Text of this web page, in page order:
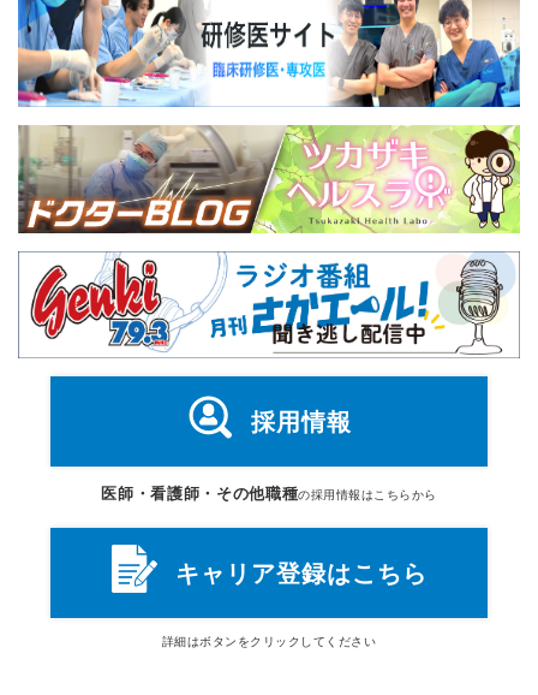
採用情報
医師・看護師・その他職種の採用情報はこちらから
キャリア登録はこちら
詳細はボタン をクリックしてください